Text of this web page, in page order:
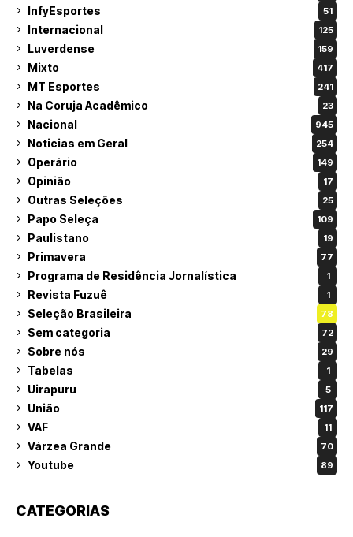
InfyEsportes 51
Internacional 125
Luverdense 159
Mixto 417
MT Esportes 241
Na Coruja Acadêmico 23
Nacional 945
Noticias em Geral 254
Operário 149
Opinião 17
Outras Seleções 25
Papo Seleça 109
Paulistano 19
Primavera 77
Programa de Residência Jornalística 1
Revista Fuzuê 1
Seleção Brasileira 78
Sem categoria 72
Sobre nós 29
Tabelas 1
Uirapuru 5
União 117
VAF 11
Várzea Grande 70
Youtube 89
CATEGORIAS